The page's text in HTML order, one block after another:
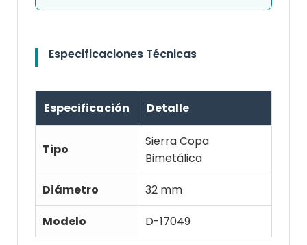
Especificaciones Técnicas
Especificación Detalle
Tipo
Sierra Copa
Bimetálica
Diámetro
32 mm
Modelo
D-17049